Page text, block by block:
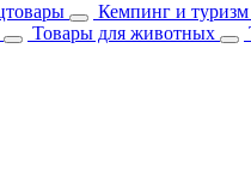
Кемпинг и туризм
Товары для животных